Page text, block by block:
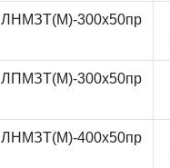
ЛНМЗТ(М)-300x50пр
ЛПМЗТ(М)-300x50пр
ЛНМЗТ(М)-400x50пр